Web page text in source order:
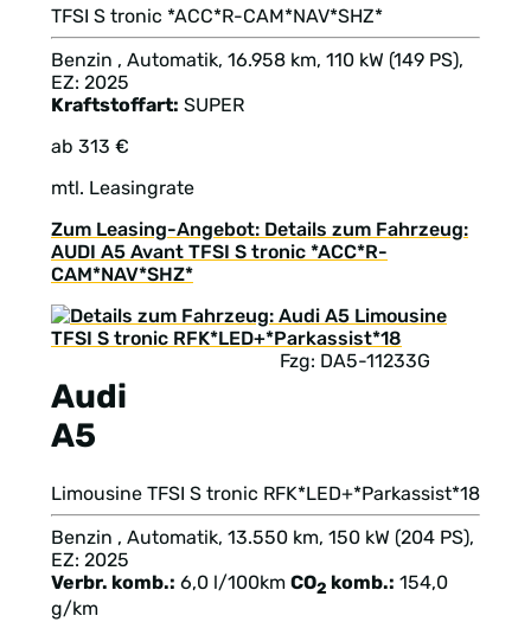
TFSI S tronic *ACC*R-CAM*NAV*SHZ*
Benzin , Automatik, 16.958 km, 110 kW (149 PS),
EZ: 2025
Kraftstoffart: SUPER
ab 313 €
mtl. Leasingrate
Zum Leasing-Angebot: Details zum Fahrzeug:
AUDI A5 Avant TFSI S tronic *ACC*R-
CAM*NAV*SHZ*
Audi
A5
Fzg: DA5-11233G
Limousine TFSI S tronic RFK*LED+*Parkassist*18
Benzin , Automatik, 13.550 km, 150 kW (204 PS),
EZ: 2025
Verbr. komb.: 6,0 l/100km CO2 komb.: 154,0
g/km